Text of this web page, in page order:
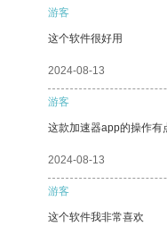
游客
这个软件很好用
2024-08-13
游客
这款加速器app的操作有
2024-08-13
游客
这个软件我非常喜欢